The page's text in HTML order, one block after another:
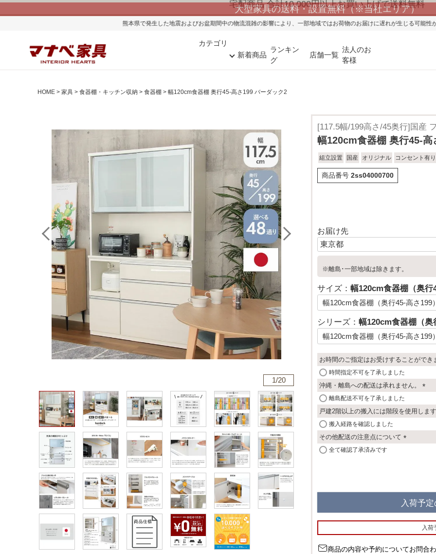
大型家具の送料・設置無料（※当社エリア）
熊本県で発生した地震およびお盆期間中の物流混雑の影響により、一部地域ではお荷物のお届けに遅れが生じる可能性がございます。ご迷惑を
カテゴリ
新着商品
ランキン
グ
店舗一覧
法人のお
客様
HOME 家具 食器棚・キッチン収納 食器棚 幅120cm食器棚 奥行45-高さ199 バーダック2
1/20
[117.5幅/199高さ/45奥行]国産
幅120cm食器棚 奥行45-高
組立設置 国産 オリジナル コンセント有り
商品番号 2ss04000700
お届け先
※離島･一部地域は除きます。
サイズ： 幅120cm食器棚（奥行
シリーズ： 幅120cm食器棚（奥
お時間のご指定はお受けすることができ
時間指定不可を了承しました
沖縄・離島への配送は承れません。
必
須
離島配送不可を了承しました
戸建2階以上の搬入には階段を使用します
搬入経路を確認しました
その他配送の注意点について
全て確認了承済みです
入荷予
入荷
商品の内容や予約についてお問合